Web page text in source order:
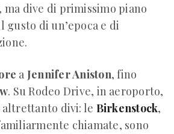
ma dive di primissimo piano
gusto di un’epoca e di
a Jennifer Aniston, fino
. Su Rodeo Drive, in aeroporto,
altrettanto divi: le Birkenstock,
chiamate, sono